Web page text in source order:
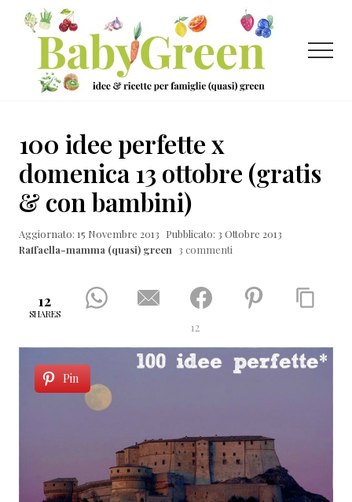
Menu
Passa
contenuto
principale
Passa
laterale
primaria
Passa
ricette
per
famiglie
(quasi)
green
Menu
100 idee perfette x
domenica 13 ottobre (gratis
& con bambini)
Aggiornato: 15 Novembre 2013 Pubblicato: 3 Ottobre 2013
Raffaella-mamma (quasi) green 3 commenti
12
SHARES
12
Pin